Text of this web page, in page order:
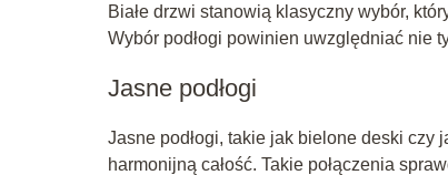
Białe drzwi stanowią klasyczny wybór,
Wybór podłogi powinien uwzględniać nie
Jasne podłogi
Jasne podłogi, takie jak bielone deski czy
harmonijną całość. Takie połączenia